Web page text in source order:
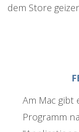
dem Store
Am Mac gibt
Programm